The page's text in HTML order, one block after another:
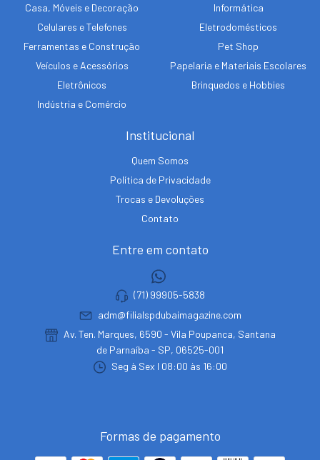
Casa, Móveis e Decoração
Celulares e Telefones
Ferramentas e Construção
Veículos e Acessórios
Eletrônicos
Indústria e Comércio
Informática
Eletrodomésticos
Pet Shop
Papelaria e Materiais Escolares
Brinquedos e Hobbies
Institucional
Quem Somos
Política de Privacidade
Trocas e Devoluções
Contato
Entre em contato
(71) 99905-5838
adm@filialspdubaimagazine.com
Av. Ten. Marques, 6590 - Vila Poupanca, Santana
de Parnaíba - SP, 06525-001
Seg à Sex I 08:00 às 16:00
Formas de pagamento